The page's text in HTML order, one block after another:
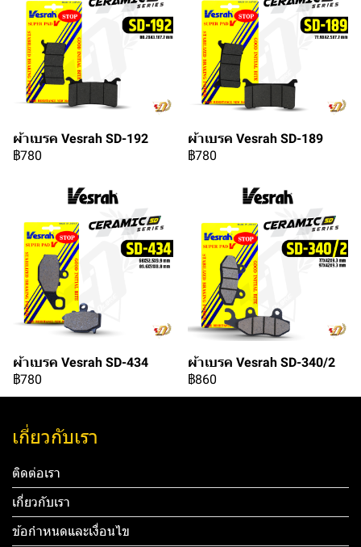
ผ้าเบรค Vesrah SD-192
฿780
ผ้าเบรค Vesrah SD-189
฿780
ผ้าเบรค Vesrah SD-434
฿780
ผ้าเบรค Vesrah SD-340/2
฿860
เกี่ยวกับเรา
ติดต่อเรา
เกี่ยวกับเรา
ข้อกำหนดและเงื่อนไข